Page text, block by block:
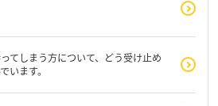
てしまう方について、どう受け止め
います。